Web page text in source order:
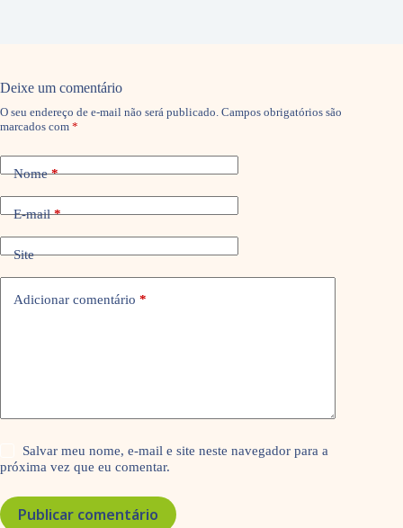
Deixe um comentário
O seu endereço de e-mail não será publicado. Campos obrigatórios são
marcados com *
Nome*
E-mail*
Site
Adicionar comentário *
Salvar meu nome, e-mail e site neste navegador para a
próxima vez que eu comentar.
Publicar comentário